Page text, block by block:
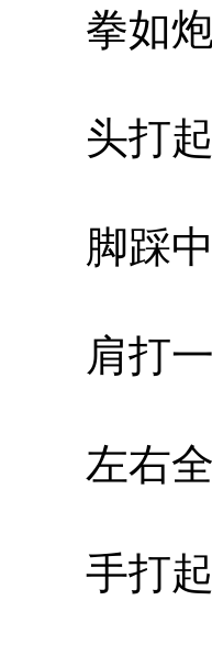
拳如炮
头打起
脚踩中
肩打一
左右全
手打起